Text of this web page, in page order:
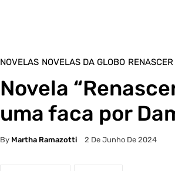
NOVELAS NOVELAS DA GLOBO RENASCER
Novela
uma faca por
By Martha Ramazotti 2 De Junho De 2024